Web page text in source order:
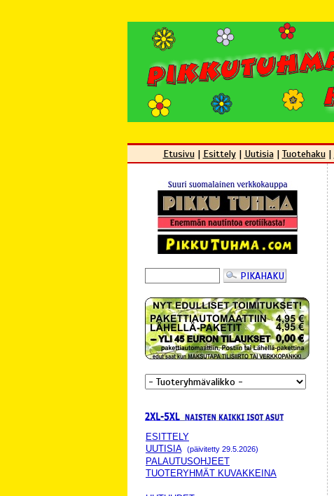
Etusivu| Esittely| Uutisia| Tuotehaku|
ESITTELY
UUTISIA
(päivitetty 29.5.2026)
PALAUTUSOHJEET
TUOTERYHMÄT KUVAKKEINA